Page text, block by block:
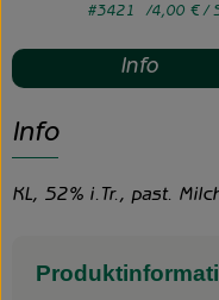
#3421 4,00 €/
Info
Info
KL, 52% i.Tr., past.